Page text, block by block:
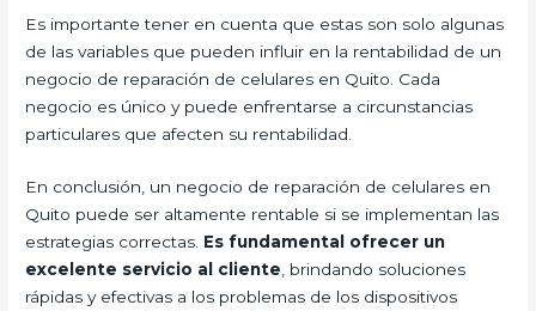
Es importante tener en cuenta que estas son solo algunas
de las variables que pueden influir en la rentabilidad de un
negocio de reparación de celulares en Quito. Cada
negocio es único y puede enfrentarse a circunstancias
particulares que afecten su rentabilidad.
En conclusión, un negocio de reparación de celulares en
Quito puede ser altamente rentable si se implementan las
estrategias correctas. Es fundamental ofrecer un
excelente servicio al cliente, brindando soluciones
rápidas y efectivas a los problemas de los dispositivos